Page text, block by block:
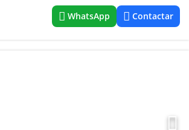
WhatsApp Contactar